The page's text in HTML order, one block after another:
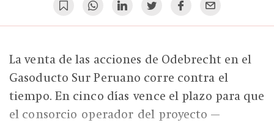
La venta de las acciones de Odebrecht en el
Gasoducto Sur Peruano corre contra el
tiempo. En cinco días vence el plazo para que
el consorcio operador del proyecto —